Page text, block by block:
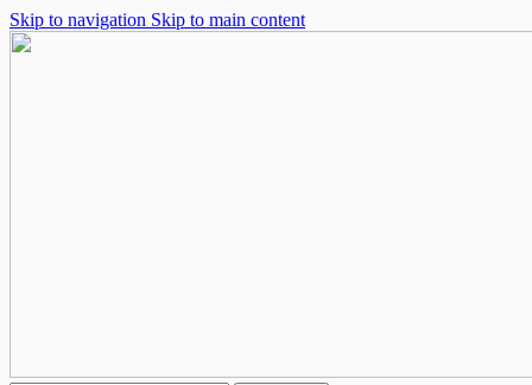
Skip to navigation Skip to main content